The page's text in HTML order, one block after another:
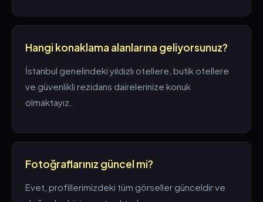
Hangi konaklama alanlarına geliyorsunuz?
İstanbul genelindeki yıldızlı otellere, butik otellere
ve güvenlikli rezidans dairelerinize konuk
olmaktayız.
Fotoğraflarınız güncel mi?
Evet, profillerimizdeki tüm görseller günceldir ve